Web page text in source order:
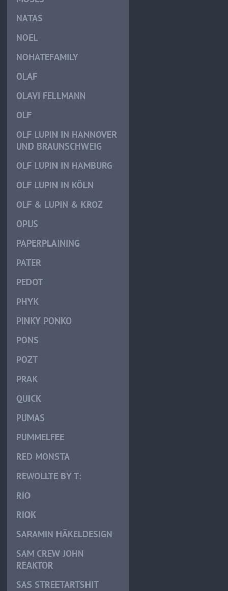
NATAS
NOEL
NOHATEFAMILY
OLAF
OLAVI FELLMANN
OLF
OLF LUPIN IN HANNOVER
UND BRAUNSCHWEIG
OLF LUPIN IN HAMBURG
OLF LUPIN IN KÖLN
OLF & LUPIN & KROZ
OPUS
PAPERPLAINING
PATER
PEDOT
PHYK
PINKY PONKO
PONS
POZT
PRAK
QUICK
PUMAS
PUMMELFEE
RED MONSTA
REWOLLTE BY T:
RIO
RIOK
SARAMIN HÄKELDESIGN
SAM CREW JOHN
REAKTOR
SAS STREETARTSHIT